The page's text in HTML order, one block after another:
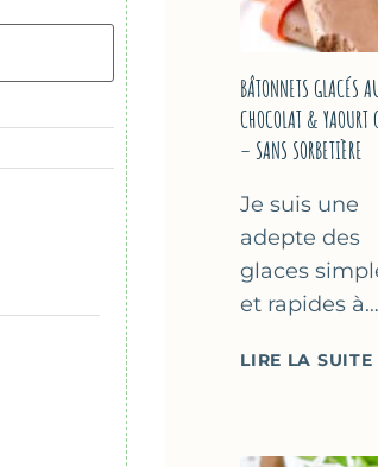
BÂTONNETS GLACÉS
CHOCOLAT & YAOURT
– SANS SORBETIÈRE
Je suis une
adepte des
glaces
et rapides à…
LIRE LA SUITE